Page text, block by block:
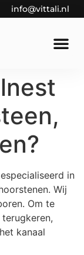
info@vittali.nl
in
Wij
Om te
kanaal